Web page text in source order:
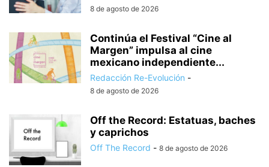
8 de agosto de 2026
Continúa el Festival “Cine al
Margen” impulsa al cine
mexicano independiente...
Redacción Re-Evolución -
8 de agosto de 2026
Off the Record: Estatuas, baches
y caprichos
Off The Record - 8 de agosto de 2026